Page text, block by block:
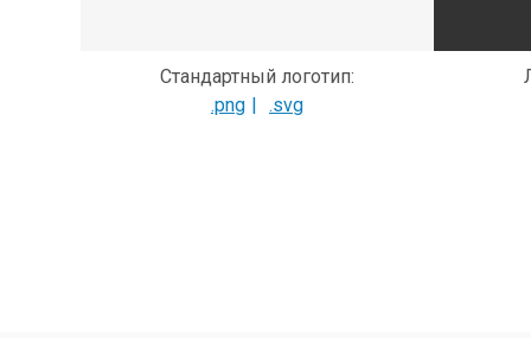
Стандартный логотип:
.png
.svg